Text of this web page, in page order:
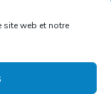
web et notre